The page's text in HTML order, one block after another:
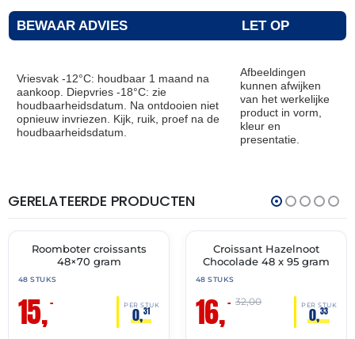
BEWAAR ADVIES LET OP
Vriesvak -12°C: houdbaar 1 maand na
aankoop. Diepvries -18°C: zie
houdbaarheidsdatum. Na ontdooien niet
opnieuw invriezen. Kijk, ruik, proef na de
houdbaarheidsdatum.
Afbeeldingen
kunnen afwijken
van het werkelijke
product in vorm,
kleur en
presentatie.
GERELATEERDE PRODUCTEN
🔥 OP=OP
THT:
28-
Roomboter croissants
48×70 gram
48 STUKS
15,– PER STUK
0,31
🔥 OP=OP
Croissant Hazelnoot
Chocolade 48 x 95 gram
48 STUKS
16,– PER STUK
0,33
32,00